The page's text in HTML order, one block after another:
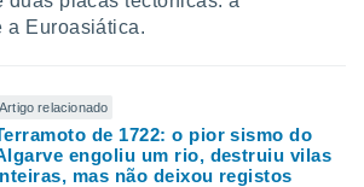
a Euroasiática.
Artigo relacionado
de 1722: o pior sismo do
engoliu um rio, destruiu vilas
mas não deixou registos